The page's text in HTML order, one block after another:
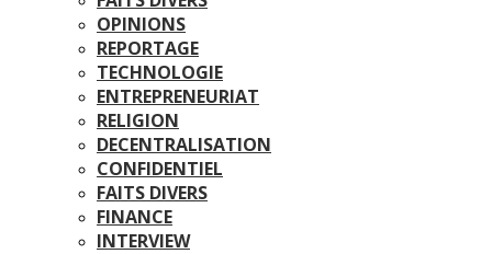
OPINIONS
REPORTAGE
TECHNOLOGIE
ENTREPRENEURIAT
RELIGION
DECENTRALISATION
CONFIDENTIEL
FAITS DIVERS
FINANCE
INTERVIEW